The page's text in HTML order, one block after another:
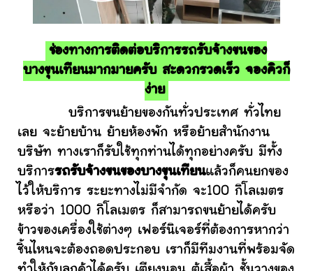
ช่องทางการติดต่อบริการรถรับจ้างขนของ
บางขุนเทียนมากมายครับ สะดวกรวดเร็ว จองคิวก็
ง่าย
บริการขนย้ายของกันทั่วประเทศ ทั่วไทย
เลย จะย้ายบ้าน ย้ายห้องพัก หรือย้ายสำนักงาน
บริษัท ทางเราก็รับใช้ทุกท่านได้ทุกอย่างครับ มีทั้ง
บริการรถรับจ้างขนของบางขุนเทียนแล้วก็คนยกของ
ไว้ให้บริการ ระยะทางไม่มีจำกัด จะ100 กิโลเมตร
หรือว่า 1000 กิโลเมตร ก็สามารถขนย้ายได้ครับ
ข้าวของเครื่องใช้ต่างๆ เฟอร์นิเจอร์ที่ต้องการหากว่า
ชิ้นไหนจะต้องถอดประกอบ เราก็มีทีมงานที่พร้อมจัด